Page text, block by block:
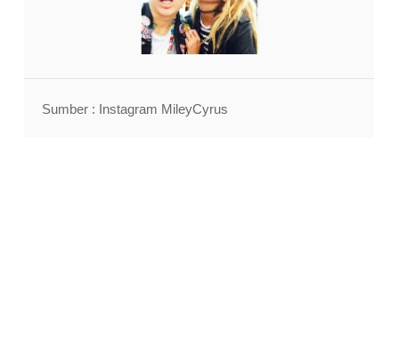
Sumber : Instagram MileyCyrus